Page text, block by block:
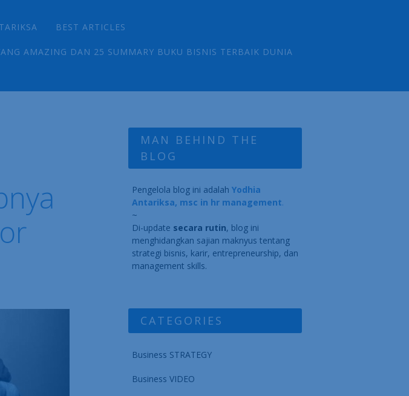
BEST ARTICLES
AMAZING DAN 25 SUMMARY BUKU BISNIS TERBAIK DUNIA
MAN BEHIND THE
BLOG
Pengelola blog ini adalah Yodhia
Antariksa, msc in hr management.
~
Di-update secara rutin, blog ini
menghidangkan sajian maknyus tentang
strategi bisnis, karir, entrepreneurship, dan
management skills.
CATEGORIES
Business STRATEGY
Business VIDEO